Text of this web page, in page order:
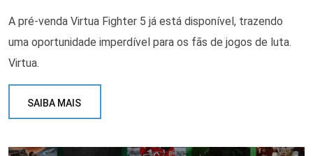
A pré-venda Virtua Fighter 5 já está disponível, trazendo
uma oportunidade imperdível para os fãs de jogos de luta.
Virtua.
SAIBA MAIS